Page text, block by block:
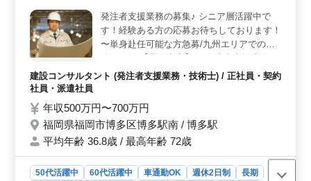
発注者支援業務の募集♪ シニア層活躍中で
す！経験ある方の応募お待ちしております！
〜単身赴任可能な方急募/九州エリアでの案
事監督支援業務) ・工事管理(品質・工程・安
修正 ・資料作成業務 等 《条件面優遇資格》
・技術士(種類不問) ・RCCM(種類不問) 単身
用宿舎完備！ 50代以上で土木施工管理業務
経験者の方お気軽にお問い合わせ下さい♪
建設コンサルタント (発注者支援業務・技術士) / 正社員・契約
社員・派遣社員
年収500万円〜700万円
福岡県福岡市博多区博多駅南 / 博多駅
平均年齢 36.8歳 / 最高年齢 72歳
50代活躍中 60代活躍中 車通勤OK 週休2日制
長期